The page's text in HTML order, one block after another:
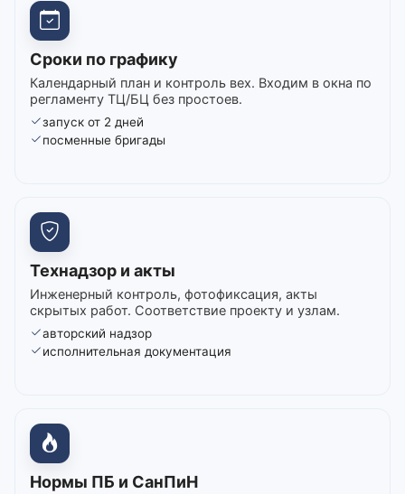
Сроки по графику
Календарный план и контроль вех. Входим в окна по
регламенту ТЦ/БЦ без простоев.
запуск от 2 дней
посменные бригады
Технадзор и акты
Инженерный контроль, фотофиксация, акты
скрытых работ. Соответствие проекту и узлам.
авторский надзор
исполнительная документация
Нормы ПБ и СанПиН